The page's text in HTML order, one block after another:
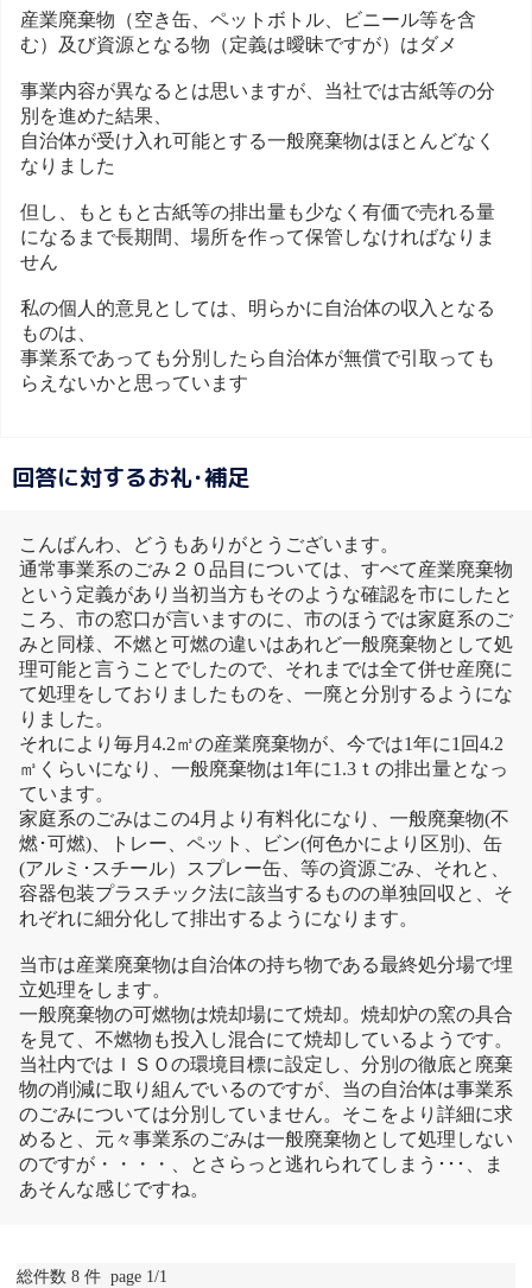
産業廃棄物（空き缶、ペットボトル、ビニール等を含
む）及び資源となる物（定義は曖昧ですが）はダメ
事業内容が異なるとは思いますが、当社では古紙等の分
別を進めた結果、
自治体が受け入れ可能とする一般廃棄物はほとんどなく
なりました
但し、もともと古紙等の排出量も少なく有価で売れる量
になるまで長期間、場所を作って保管しなければなりま
せん
私の個人的意見としては、明らかに自治体の収入となる
ものは、
事業系であっても分別したら自治体が無償で引取っても
らえないかと思っています
回答に対するお礼･補足
こんばんわ、どうもありがとうございます。
通常事業系のごみ２０品目については、すべて産業廃棄物
という定義があり当初当方もそのような確認を市にしたと
ころ、市の窓口が言いますのに、市のほうでは家庭系のご
みと同様、不燃と可燃の違いはあれど一般廃棄物として処
理可能と言うことでしたので、それまでは全て併せ産廃に
て処理をしておりましたものを、一廃と分別するようにな
りました。
それにより毎月4.2㎥の産業廃棄物が、今では1年に1回4.2
㎥くらいになり、一般廃棄物は1年に1.3ｔの排出量となっ
ています。
家庭系のごみはこの4月より有料化になり、一般廃棄物(不
燃･可燃)、トレー、ペット、ビン(何色かにより区別)、缶
(アルミ･スチール）スプレー缶、等の資源ごみ、それと、
容器包装プラスチック法に該当するものの単独回収と、そ
れぞれに細分化して排出するようになります。
当市は産業廃棄物は自治体の持ち物である最終処分場で埋
立処理をします。
一般廃棄物の可燃物は焼却場にて焼却。焼却炉の窯の具合
を見て、不燃物も投入し混合にて焼却しているようです。
当社内ではＩＳＯの環境目標に設定し、分別の徹底と廃棄
物の削減に取り組んでいるのですが、当の自治体は事業系
のごみについては分別していません。そこをより詳細に求
めると、元々事業系のごみは一般廃棄物として処理しない
のですが・・・・、とさらっと逃れられてしまう･･･、ま
あそんな感じですね。
総件数 8 件 page 1/1